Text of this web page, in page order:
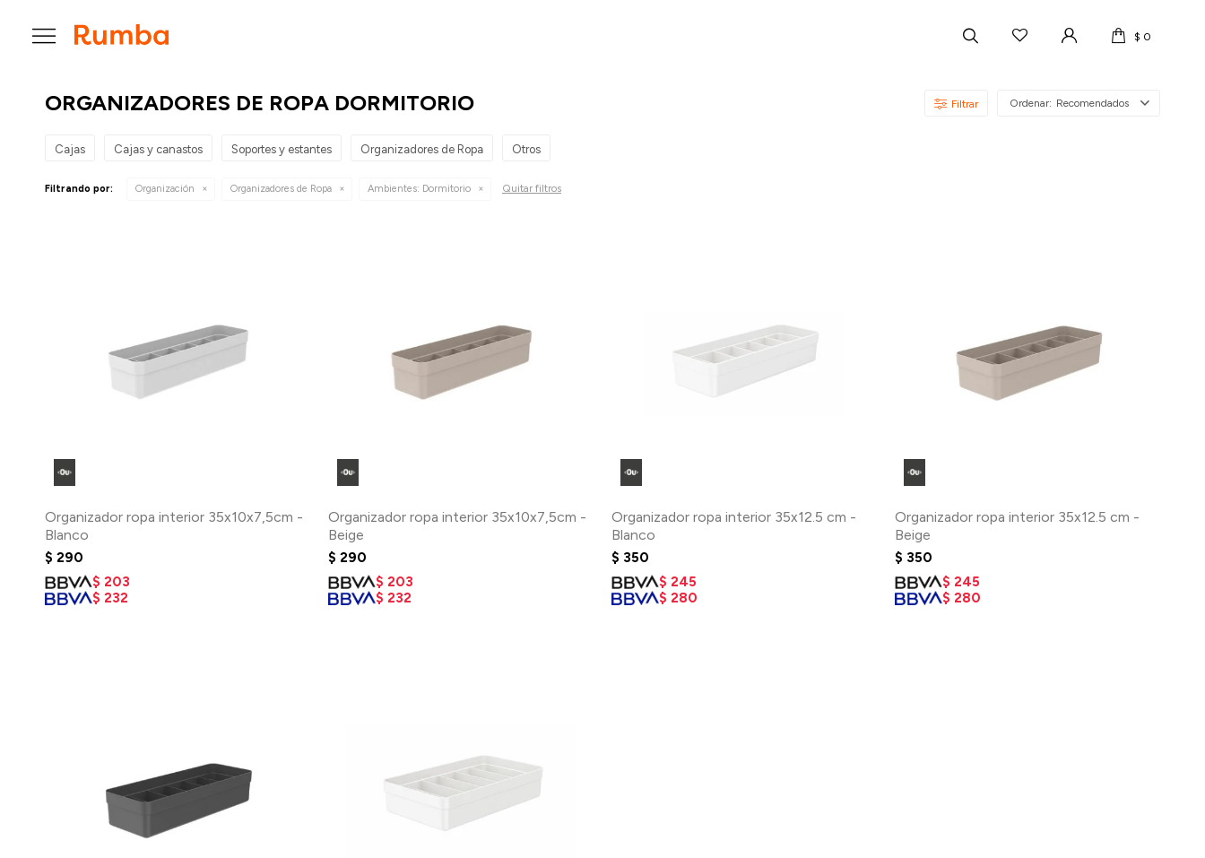
$ 0

ORGANIZADORES DE ROPA DORMITORIO Recomendados
Cajas Cajas y canastos Soportes y estantes Organizadores de Ropa Otros
Filtrando por: Organización Organizadores de Ropa Ambientes: Dormitorio Quitar filtros
Organizador ropa interior 35x10x7,5cm -
Blanco
$ 290
$ 203
$ 232
Organizador ropa interior 35x10x7,5cm -
Beige
$ 290
$ 203
$ 232
Organizador ropa interior 35x12.5 cm -
Blanco
$ 350
$ 245
$ 280
Organizador ropa interior 35x12.5 cm -
Beige
$ 350
$ 245
$ 280